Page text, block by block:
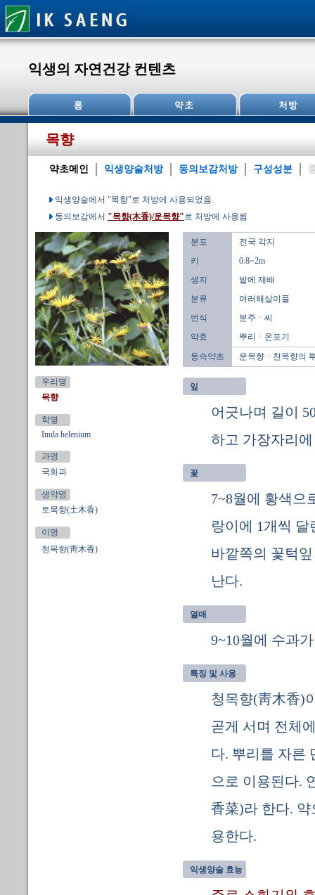
익생의 자연건강 컨텐츠
목향
약초메인 익생양술처방 동의보감처방 구성성분
익생양술에서 "목향"로 처방에 사용되었음.
동의보감에서 "목향(木香)/운목향"로 처방에 사용됨
우리명
목향
학명
Inula helenium
과명
국화과
생약명
토목향(土木香)
이명
청목향(靑木香)
분포
전국 각지
키
0.8~2m
생지
밭에 재배
분류
여러해살이풀
번식
분주ㆍ씨
약효
뿌리ㆍ온포기
동속약초
운목향ㆍ천목향의
잎
어긋나며 길이
하고 가장자리
꽃
7~8월에 황색으
랑이에 1개씩
바깥쪽의 꽃턱
난다.
열매
9~10월에 수과
특징 및 사용
청목향(靑木香)
곧게 서며 전체
다. 뿌리를 자른
으로 이용된다.
香菜)라 한다.
용한다.
익생양술 효능